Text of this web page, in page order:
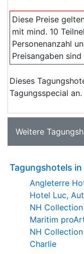
Diese Preise
mit mind. 10
Personenanzahl
Preisangaben
Dieses
Tagungsspecial an.
Weitere
Tagungshotels
Angleterre
Hotel Luc,
NH
Maritim
NH
Charlie